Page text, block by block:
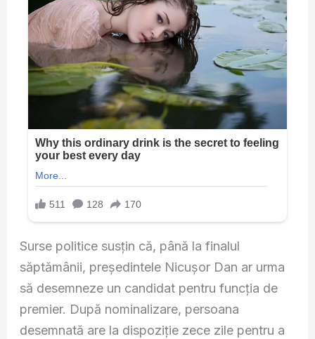
Surse politice susțin că, până la finalul
săptămânii, președintele Nicușor Dan ar urma
să desemneze un candidat pentru funcția de
premier. După nominalizare, persoana
desemnată are la dispoziție zece zile pentru a